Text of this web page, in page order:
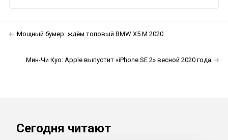
Мощный бумер: ждём топовый BMW X5 M 2020
Мин-Чи Куо: Apple выпустит «iPhone SE 2» весной 2020 года
Сегодня читают